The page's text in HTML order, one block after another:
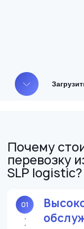
Почему
перевозку
SLP logistic?
01